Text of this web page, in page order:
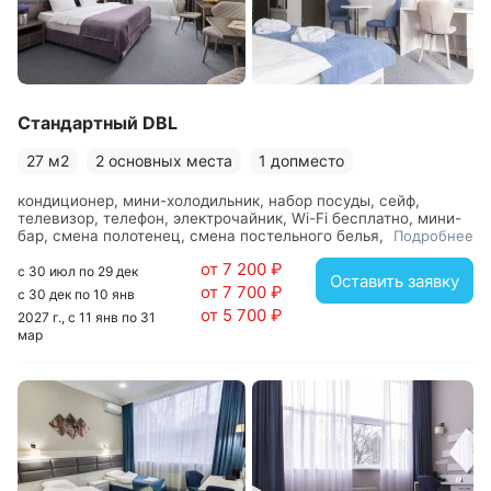
Стандартный DBL
27 м2 2 основных места 1 допместо
кондиционер, мини-холодильник, набор посуды, сейф,
телевизор, телефон, электрочайник, Wi-Fi бесплатно, мини-
бар, смена полотенец, смена постельного белья, уборка
прикроватные тумбочки, стол, стул, шкаф, с душем, тапочки,
туалетные принадлежности, фен, халат
Подробнее
с 30 июл по 29 дек от 7 200 ₽
с 30 дек по 10 янв от 7 700 ₽
2027 г., с 11 янв по 31
мар
от 5 700 ₽
Оставить заявку